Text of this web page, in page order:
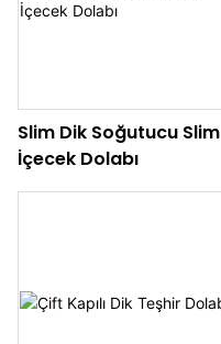
Slim Dik Soğutucu Slim
İçecek Dolabı